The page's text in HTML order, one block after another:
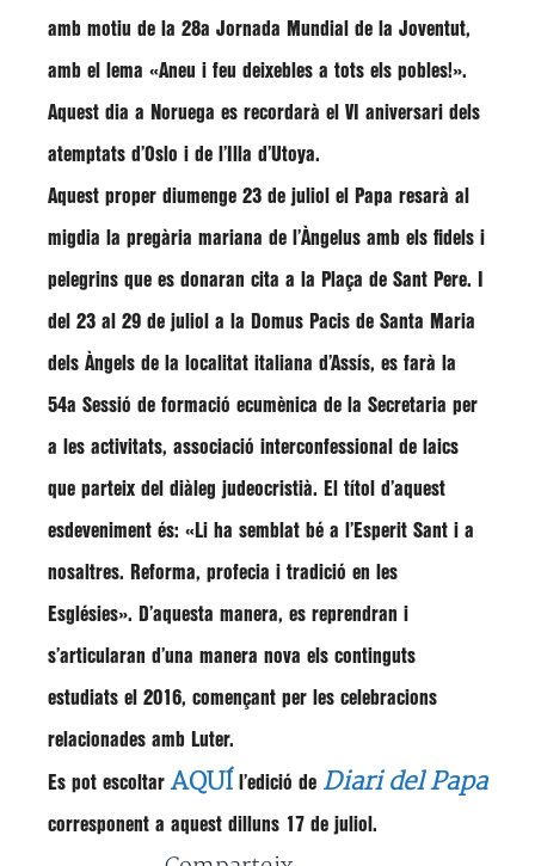
amb motiu de la 28a Jornada Mundial de la Joventut,
amb el lema «Aneu i feu deixebles a tots els pobles!».
Aquest dia a Noruega es recordarà el VI aniversari dels
atemptats d’Oslo i de l’Illa d’Utoya.
Aquest proper diumenge 23 de juliol el Papa resarà al
migdia la pregària mariana de l’Àngelus amb els fidels i
pelegrins que es donaran cita a la Plaça de Sant Pere. I
del 23 al 29 de juliol a la Domus Pacis de Santa Maria
dels Àngels de la localitat italiana d’Assís, es farà la
54a Sessió de formació ecumènica de la Secretaria per
a les activitats, associació interconfessional de laics
que parteix del diàleg judeocristià. El títol d’aquest
esdeveniment és: «Li ha semblat bé a l’Esperit Sant i a
nosaltres. Reforma, profecia i tradició en les
Esglésies». D’aquesta manera, es reprendran i
s’articularan d’una manera nova els continguts
estudiats el 2016, començant per les celebracions
relacionades amb Luter.
Es pot escoltar AQUÍ l’edició de Diari del Papa
corresponent a aquest dilluns 17 de juliol.